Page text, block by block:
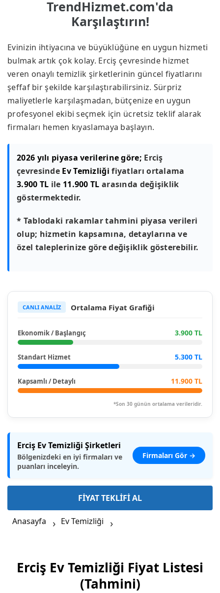
TrendHizmet.com'da
Karşılaştırın!
Evinizin ihtiyacına ve büyüklüğüne en uygun hizmeti
bulmak artık çok kolay. Erciş çevresinde hizmet
veren onaylı temizlik şirketlerinin güncel fiyatlarını
şeffaf bir şekilde karşılaştırabilirsiniz. Sürpriz
maliyetlerle karşılaşmadan, bütçenize en uygun
profesyonel ekibi seçmek için ücretsiz teklif alarak
firmaları hemen kıyaslamaya başlayın.
2026 yılı piyasa verilerine göre; Erciş
çevresinde Ev Temizliği fiyatları ortalama
3.900 TL ile 11.900 TL arasında değişiklik
göstermektedir.
* Tablodaki rakamlar tahmini piyasa verileri
olup; hizmetin kapsamına, detaylarına ve
özel taleplerinize göre değişiklik gösterebilir.
CANLI ANALİZ Ortalama Fiyat Grafiği
Ekonomik / Başlangıç 3.900 TL
Standart Hizmet 5.300 TL
Kapsamlı / Detaylı 11.900 TL
*Son 30 günün ortalama verileridir.
Erciş Ev Temizliği Şirketleri
Bölgenizdeki en iyi firmaları ve
puanları inceleyin.
Firmaları Gör →
FİYAT TEKLİFİ AL
Anasayfa Ev Temizliği
Erciş Ev Temizliği Fiyat Listesi
(Tahmini)